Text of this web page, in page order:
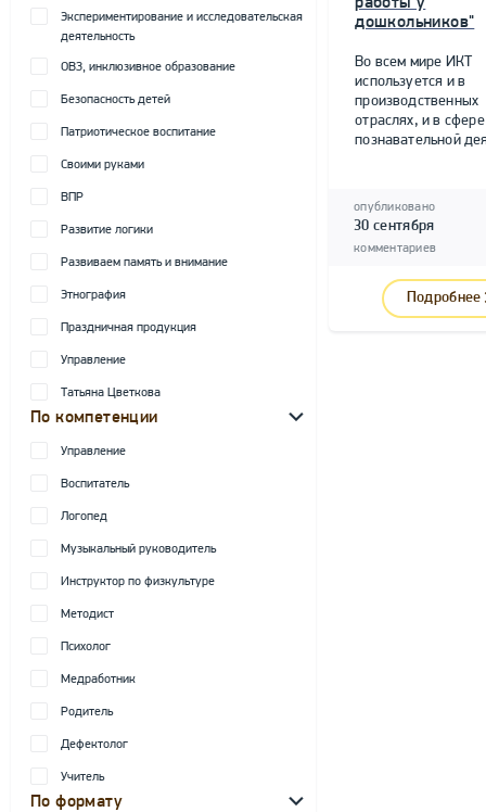
Экспериментирование и исследовательская
деятельность
ОВЗ, инклюзивное образование
Безопасность детей
Патриотическое воспитание
Своими руками
ВПР
Развитие логики
Развиваем память и внимание
Этнография
Праздничная продукция
Управление
Татьяна Цветкова
По компетенции
Управление
Воспитатель
Логопед
Музыкальный руководитель
Инструктор по физкультуре
Методист
Психолог
Медработник
Родитель
Дефектолог
Учитель
По формату
дошкольников"
Во всем мире ИКТ
используется и в
производственных
отраслях, и в сфере
познавательной
опубликовано
30 сентября
комментариев
Подробнее